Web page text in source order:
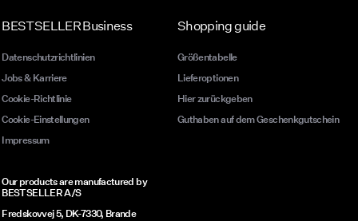
es
…
BESTSELLER Business
Datenschutzrichtlinien
Jobs & Karriere
Cookie-Richtlinie
Cookie-Einstellungen
Impressum
Our products are manufactured by
BESTSELLER A/S
Fredskovvej 5, DK-7330, Brande
Shopping guide
Größentabelle
Lieferoptionen
Hier zurückgeben
Guthaben auf dem Geschenkgutschein